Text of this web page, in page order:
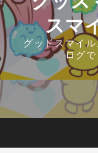
スマ
グッドスマイ
ログ